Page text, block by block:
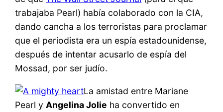
trabajaba Pearl) había colaborado con la CIA,
dando cancha a los terroristas para proclamar
que el periodista era un espía estadounidense,
después de intentar acusarlo de espía del
Mossad, por ser judío.
La amistad entre Mariane
Pearl y Angelina Jolie ha convertido en